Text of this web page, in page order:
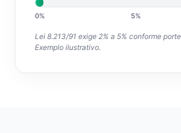
0% 5%
Lei 8.213/91 exige 2% a 5% conforme
Exemplo ilustrativo.